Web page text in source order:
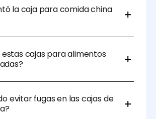
al aceite y plegable. El papel
también está ganando popularidad.
la caja para comida china
fue patentada por el inventor
el 13 de noviembre de 1894.
estas cajas para alimentos
humedad y esté impreso con tinta
para platos tanto calientes
evitar fugas en las cajas de